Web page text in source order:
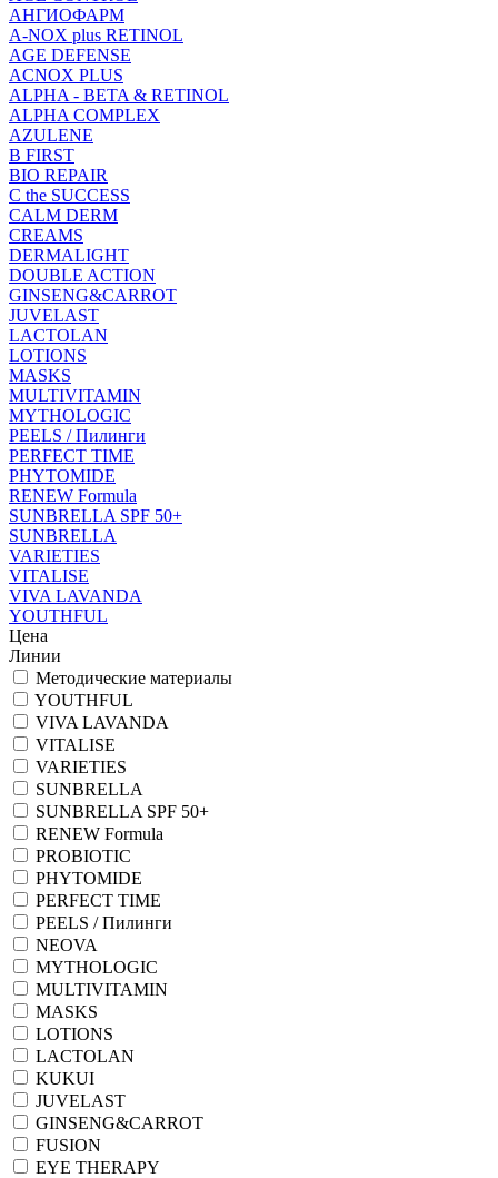
АНГИОФАРМ
A-NOX plus RETINOL
AGE DEFENSE
ACNOX PLUS
ALPHA - BETA & RETINOL
ALPHA COMPLEX
AZULENE
B FIRST
BIO REPAIR
C the SUCCESS
CALM DERM
CREAMS
DERMALIGHT
DOUBLE ACTION
GINSENG&CARROT
JUVELAST
LACTOLAN
LOTIONS
MASKS
MULTIVITAMIN
MYTHOLOGIC
PEELS / Пилинги
PERFECT TIME
PHYTOMIDE
RENEW Formula
SUNBRELLA SPF 50+
SUNBRELLA
VARIETIES
VITALISE
VIVA LAVANDA
YOUTHFUL
Цена
Линии
Методические материалы
YOUTHFUL
VIVA LAVANDA
VITALISE
VARIETIES
SUNBRELLA
SUNBRELLA SPF 50+
RENEW Formula
PROBIOTIC
PHYTOMIDE
PERFECT TIME
PEELS / Пилинги
NEOVA
MYTHOLOGIC
MULTIVITAMIN
MASKS
LOTIONS
LACTOLAN
KUKUI
JUVELAST
GINSENG&CARROT
FUSION
EYE THERAPY